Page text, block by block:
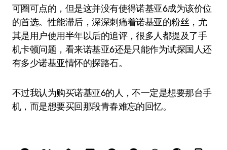
可圈可点的，但是这并没有使得诺基亚6成为该价位
的首选。性能滞后，深深刺痛着诺基亚的粉丝，尤
其是用户使用半年以后的追评，很多人都提及了手
机卡顿问题，看来诺基亚6还是只能作为试探国人还
有多少诺基亚情怀的探路石。
不过我认为购买诺基亚6的人，不一定是想要那台手
机，而是想要买回那段青春难忘的回忆。